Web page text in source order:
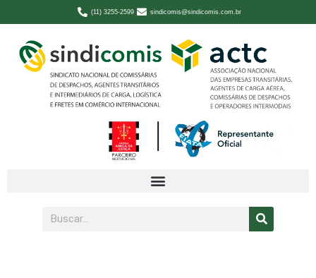
(11) 3255-2599 sindicomis@sindicomis.com.br